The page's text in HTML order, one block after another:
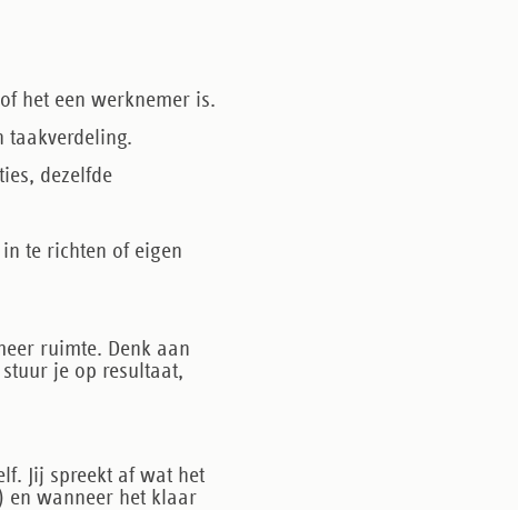
het een werknemer is.
taakverdeling.
dezelfde
te richten of eigen
ruimte. Denk aan
je op resultaat,
Jij spreekt af wat het
en wanneer het klaar